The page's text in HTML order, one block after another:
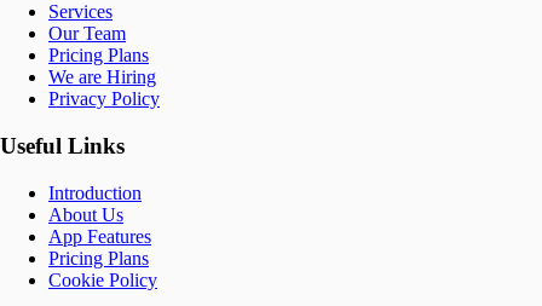
Services
Our Team
Pricing Plans
We are Hiring
Privacy Policy
Useful Links
Introduction
About Us
App Features
Pricing Plans
Cookie Policy